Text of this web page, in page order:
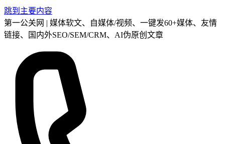
跳到主要内容
第一公关网 | 媒体软文、自媒体/视频、一键发60+媒体、友情
链接、国内外SEO/SEM/CRM、AI伪原创文章